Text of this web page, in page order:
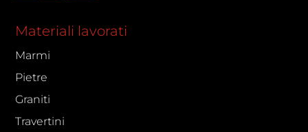
Materiali lavorati
Marmi
Pietre
Graniti
Travertini